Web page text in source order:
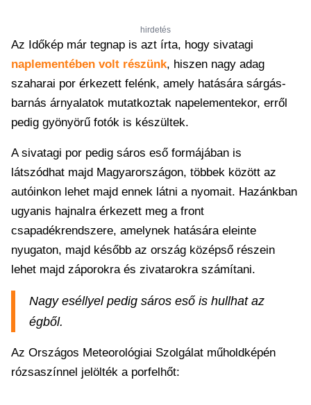
hirdetés
Az Időkép már tegnap is azt írta, hogy sivatagi
naplementében volt részünk, hiszen nagy adag
szaharai por érkezett felénk, amely hatására sárgás-
barnás árnyalatok mutatkoztak napelementekor, erről
pedig gyönyörű fotók is készültek.
A sivatagi por pedig sáros eső formájában is
látszódhat majd Magyarországon, többek között az
autóinkon lehet majd ennek látni a nyomait. Hazánkban
ugyanis hajnalra érkezett meg a front
csapadékrendszere, amelynek hatására eleinte
nyugaton, majd később az ország középső részein
lehet majd záporokra és zivatarokra számítani.
Nagy eséllyel pedig sáros eső is hullhat az
égből.
Az Országos Meteorológiai Szolgálat műholdképén
rózsaszínnel jelölték a porfelhőt: